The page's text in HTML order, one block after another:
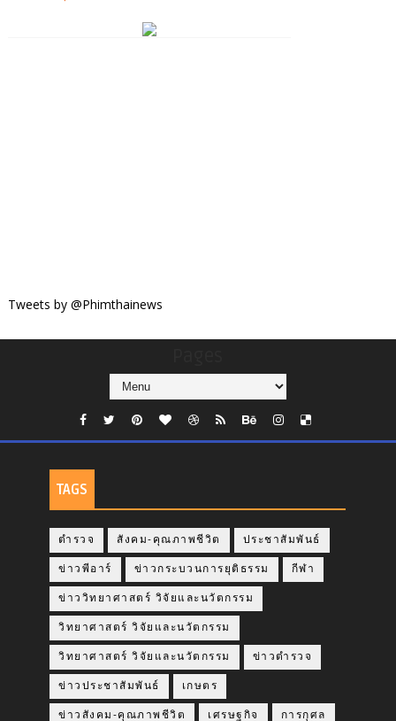
Tweets by @Phimthainews
TAGS
ตำรวจ สังคม-คุณภาพชีวิต ประชาสัมพันธ์
ข่าวพีอาร์ ข่าวกระบวนการยุติธรรม กีฬา
ข่าววิทยาศาสตร์ วิจัยและนวัตกรรม
วิทยาศาสตร์ วิจัยและนวัตกรรม
วิทยาศาสตร์ วิจัยและนวัตกรรม ข่าวตำรวจ
ข่าวประชาสัมพันธ์ เกษตร
ข่าวสังคม-คุณภาพชีวิต เศรษฐกิจ การกุศล